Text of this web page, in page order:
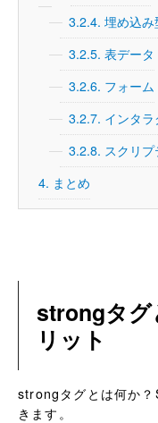
3.2.4. 埋め込み
3.2.5. 表データ
3.2.6. フォーム
3.2.7. インタ
3.2.8. スクリ
4. まとめ
strongタグ
リット
strongタグとは何か
きます。